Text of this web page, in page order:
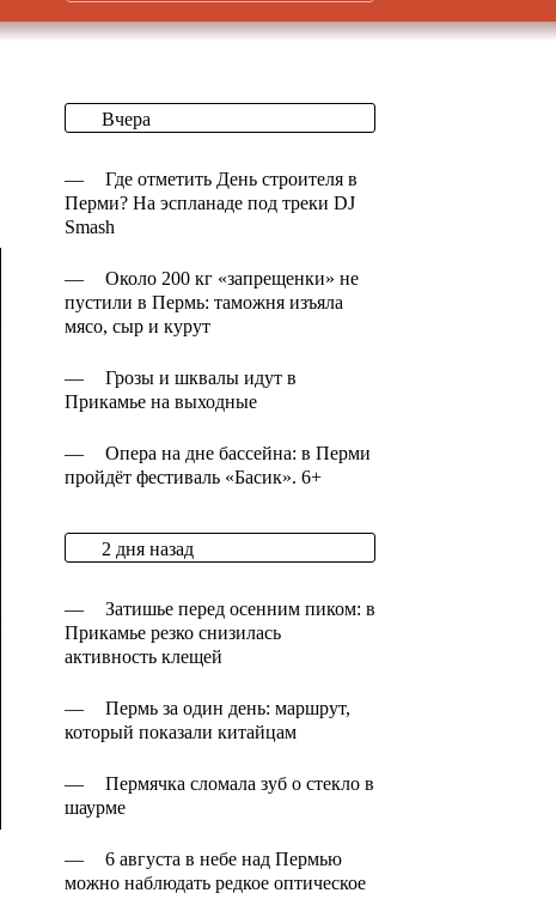
Вчера
—
Где отметить День строителя в
Перми? На эспланаде под треки DJ
Smash
—
Около 200 кг «запрещенки» не
пустили в Пермь: таможня изъяла
мясо, сыр и курут
—
Грозы и шквалы идут в
Прикамье на выходные
—
Опера на дне бассейна: в Перми
пройдёт фестиваль «Басик». 6+
2 дня назад
—
Затишье перед осенним пиком: в
Прикамье резко снизилась
активность клещей
—
Пермь за один день: маршрут,
который показали китайцам
—
Пермячка сломала зуб о стекло в
шаурме
—
6 августа в небе над Пермью
можно наблюдать редкое оптическое